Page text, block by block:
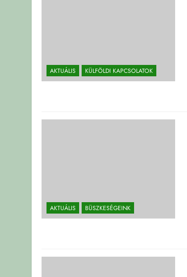
AKTUÁLIS KÜLFÖLDI KAPCSOLATOK
AKTUÁLIS BÜSZKESÉGEINK